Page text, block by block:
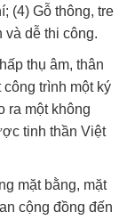
(4) Gỗ thông, tre
và dễ thi công.
thụ âm, thân
trình một ký
ra một không
tinh thần Việt
mặt bằng, mặt
cộng đồng đến